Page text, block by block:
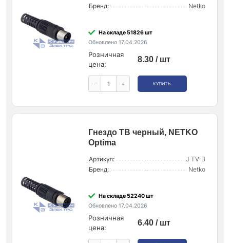
Бренд:
Netko
На складе 51826 шт
Обновлено 17.04.2026
Розничная
цена:
8.30 / шт
- + КУПИТЬ
Гнездо ТВ черный, NETKO
Optima
Артикул:
J-TV-B
Бренд:
Netko
На складе 52240 шт
Обновлено 17.04.2026
Розничная
цена:
6.40 / шт